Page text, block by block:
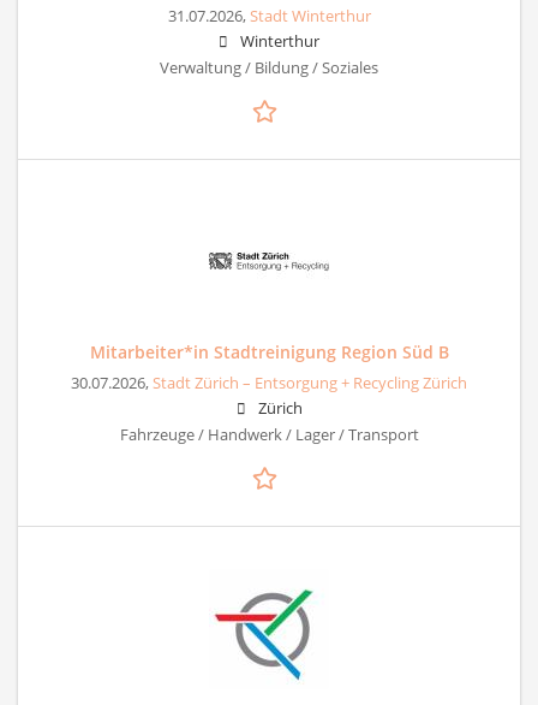
31.07.2026,Stadt Winterthur
Winterthur
Verwaltung / Bildung / Soziales
Mitarbeiter*in Stadtreinigung Region Süd B
30.07.2026,Stadt Zürich – Entsorgung + Recycling Zürich
Zürich
Fahrzeuge / Handwerk / Lager / Transport